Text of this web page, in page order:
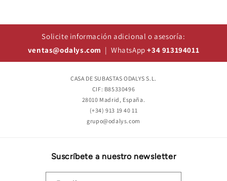
Solicite información adicional o asesoría:
ventas@odalys.com | WhatsApp+34 913194011
CASA DE SUBASTAS ODALYS S.L.
CIF: B85330496
28010 Madrid, España.
(+34) 913 19 40 11
grupo@odalys.com
Suscríbete a nuestro newsletter